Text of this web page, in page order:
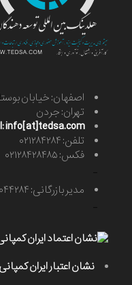
اصفهان: خیابان
تهران: جردن
info[at]tedsa.com
تلفن: ۰۲۱۲۸۴۲۸۴
فکس: ۰۲۱۲۸۴۲۸۴۸۵
مدیر بازرگانی: ۰۹۳۳۰۰۴۴۲۸۴
نشان اعتبار ایران کمپانی